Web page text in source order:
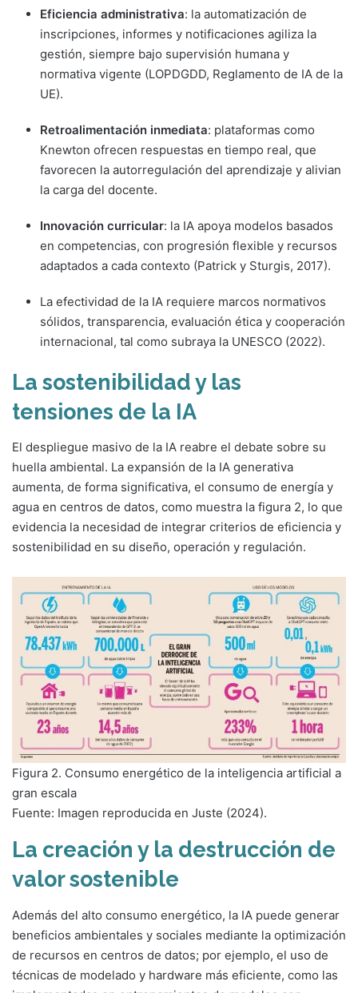
Eficiencia administrativa: la automatización de
inscripciones, informes y notificaciones agiliza la
gestión, siempre bajo supervisión humana y
normativa vigente (LOPDGDD, Reglamento de IA de la
UE).
Retroalimentación inmediata: plataformas como
Knewton ofrecen respuestas en tiempo real, que
favorecen la autorregulación del aprendizaje y alivian
la carga del docente.
Innovación curricular: la IA apoya modelos basados
en competencias, con progresión flexible y recursos
adaptados a cada contexto (Patrick y Sturgis, 2017).
La efectividad de la IA requiere marcos normativos
sólidos, transparencia, evaluación ética y cooperación
internacional, tal como subraya la UNESCO (2022).
La sostenibilidad y las
tensiones de la IA
El despliegue masivo de la IA reabre el debate sobre su
huella ambiental. La expansión de la IA generativa
aumenta, de forma significativa, el consumo de energía y
agua en centros de datos, como muestra la figura 2, lo que
evidencia la necesidad de integrar criterios de eficiencia y
sostenibilidad en su diseño, operación y regulación.
Figura 2. Consumo energético de la inteligencia artificial a
gran escala
Fuente: Imagen reproducida en Juste (2024).
La creación y la destrucción de
valor sostenible
Además del alto consumo energético, la IA puede generar
beneficios ambientales y sociales mediante la optimización
de recursos en centros de datos; por ejemplo, el uso de
técnicas de modelado y hardware más eficiente, como las